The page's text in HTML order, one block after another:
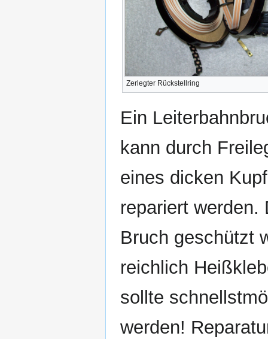
Zerlegter Rückstellring
Ein
kann durch
eines dicken
repariert werden.
Bruch geschützt
reichlich
sollte
werden!